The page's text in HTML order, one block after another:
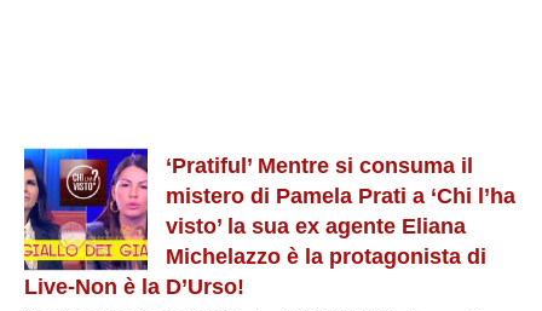
‘Pratiful’ Mentre si consuma il
mistero di Pamela Prati a ‘Chi l’ha
visto’ la sua ex agente Eliana
Michelazzo è la protagonista di
Live-Non è la D’Urso!